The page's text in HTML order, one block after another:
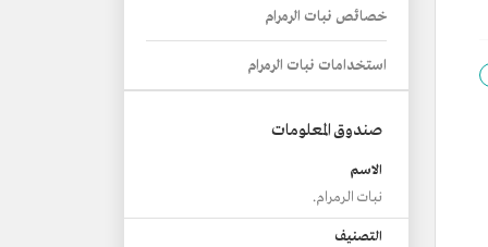
خصائص نبات الرمرام
استخدامات نبات الرمرام
صندوق المعلومات
الاسم
نبات الرمرام.
التصنيف